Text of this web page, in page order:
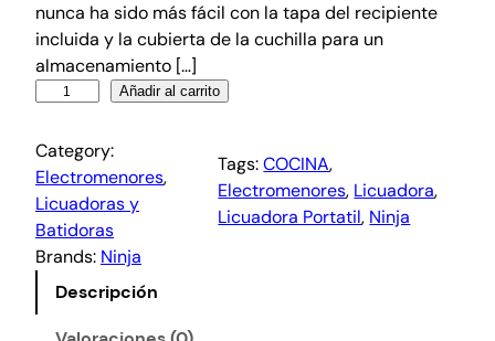
nunca ha sido más fácil con la tapa del recipiente
incluida y la cubierta de la cuchilla para un
almacenamiento […]
Añadir al carrito
Category:
Electromenores
Licuadoras y
Batidoras
Tags:COCINA
Electromenores, Licuadora
Licuadora Portatil, Ninja
Brands: Ninja
Descripción